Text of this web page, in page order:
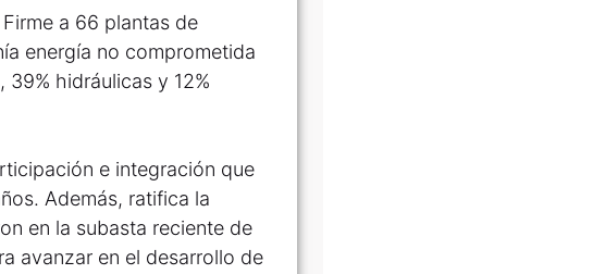
a 66 plantas de
energía no comprometida
hidráulicas y 12%
e integración que
Además, ratifica la
en la subasta reciente de
avanzar en el desarrollo de